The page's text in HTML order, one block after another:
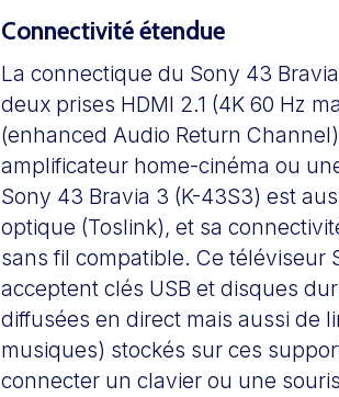
Connectivité étendue
La connectique du Sony 43
deux prises HDMI 2.1 (4K 60 Hz
(enhanced Audio Return
amplificateur home-cinéma ou
Sony 43 Bravia 3 (K-43S3) est
optique (Toslink), et sa
sans fil compatible. Ce téléviseur
acceptent clés USB et disques
diffusées en direct mais aussi de
musiques) stockés sur ces
connecter un clavier ou une